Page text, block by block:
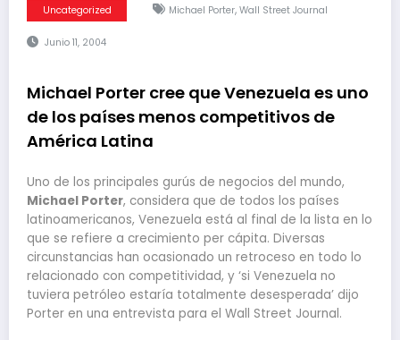
Uncategorized Michael Porter, Wall Street Journal
Junio 11, 2004
Michael Porter cree que Venezuela es uno
de los países menos competitivos de
América Latina
Uno de los principales gurús de negocios del mundo,
Michael Porter, considera que de todos los países
latinoamericanos, Venezuela está al final de la lista en lo
que se refiere a crecimiento per cápita. Diversas
circunstancias han ocasionado un retroceso en todo lo
relacionado con competitividad, y ‘si Venezuela no
tuviera petróleo estaría totalmente desesperada’ dijo
Porter en una entrevista para el Wall Street Journal.